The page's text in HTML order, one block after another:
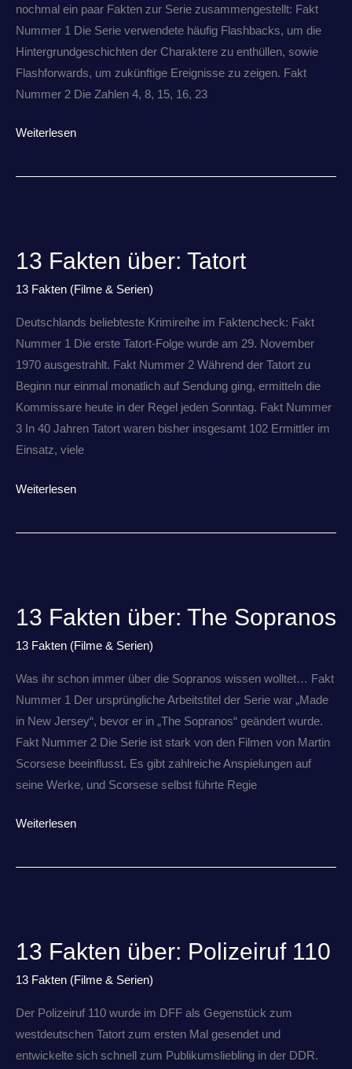
nochmal ein paar Fakten zur Serie zusammengestellt: Fakt
Nummer 1 Die Serie verwendete häufig Flashbacks, um die
Hintergrundgeschichten der Charaktere zu enthüllen, sowie
Flashforwards, um zukünftige Ereignisse zu zeigen. Fakt
Nummer 2 Die Zahlen 4, 8, 15, 16, 23
Weiterlesen
13 Fakten über: Tatort
13 Fakten (Filme & Serien)
Deutschlands beliebteste Krimireihe im Faktencheck: Fakt
Nummer 1 Die erste Tatort-Folge wurde am 29. November
1970 ausgestrahlt. Fakt Nummer 2 Während der Tatort zu
Beginn nur einmal monatlich auf Sendung ging, ermitteln die
Kommissare heute in der Regel jeden Sonntag. Fakt Nummer
3 In 40 Jahren Tatort waren bisher insgesamt 102 Ermittler im
Einsatz, viele
über:
Weiterlesen
13 Fakten über: The Sopranos
13 Fakten (Filme & Serien)
Was ihr schon immer über die Sopranos wissen wolltet… Fakt
Nummer 1 Der ursprüngliche Arbeitstitel der Serie war „Made
in New Jersey“, bevor er in „The Sopranos“ geändert wurde.
Fakt Nummer 2 Die Serie ist stark von den Filmen von Martin
Scorsese beeinflusst. Es gibt zahlreiche Anspielungen auf
seine Werke, und Scorsese selbst führte Regie
über:
Weiterlesen
13 Fakten über: Polizeiruf 110
13 Fakten (Filme & Serien)
Der Polizeiruf 110 wurde im DFF als Gegenstück zum
westdeutschen Tatort zum ersten Mal gesendet und
entwickelte sich schnell zum Publikumsliebling in der DDR.
über: